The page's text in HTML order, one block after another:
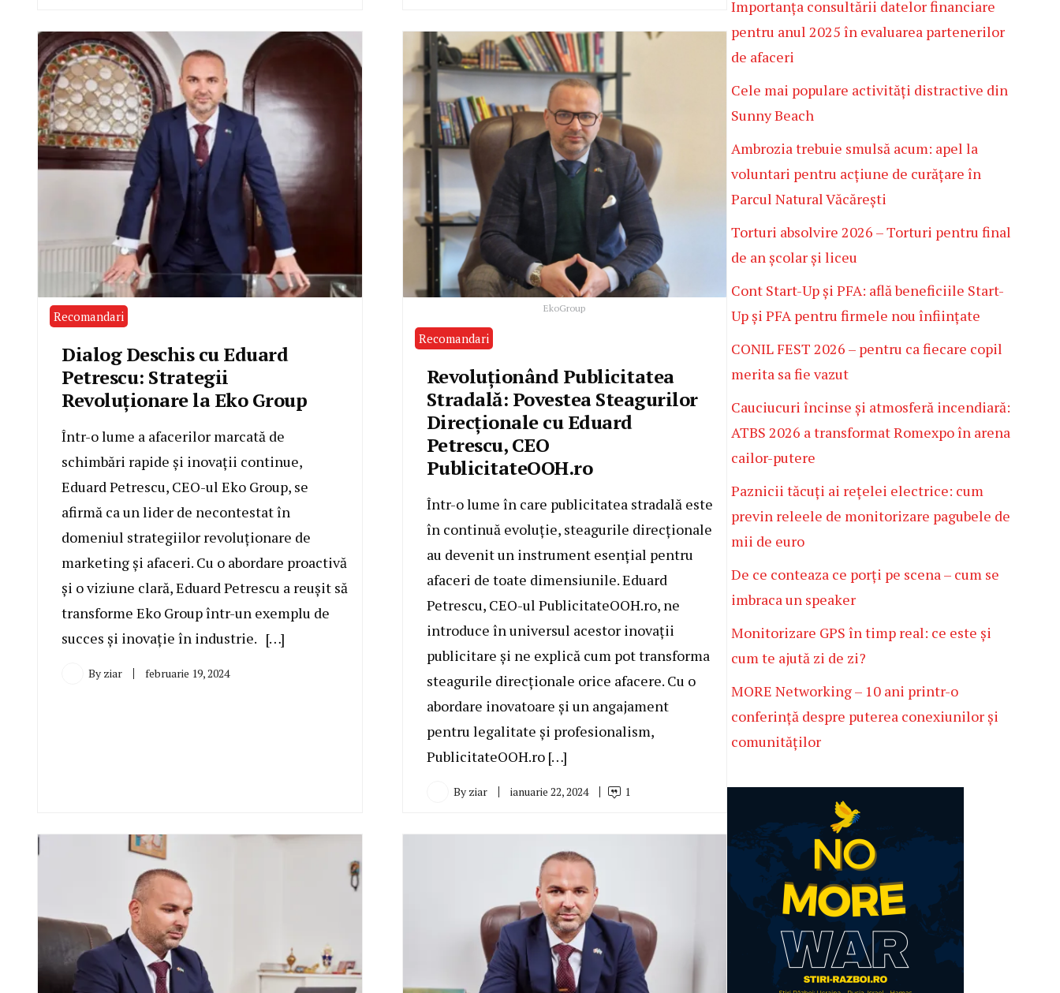
Recomandari
Dialog Deschis cu Eduard
Petrescu: Strategii
Revoluționare la Eko Group
Într-o lume a afacerilor marcată de
schimbări rapide și inovații continue,
Eduard Petrescu, CEO-ul Eko Group, se
afirmă ca un lider de necontestat în
domeniul strategiilor revoluționare de
marketing și afaceri. Cu o abordare proactivă
și o viziune clară, Eduard Petrescu a reușit să
transforme Eko Group într-un exemplu de
succes și inovație în industrie. […]
By ziar februarie 19, 2024
EkoGroup
Recomandari
Revoluționând Publicitatea
Stradală: Povestea Steagurilor
Direcționale cu Eduard
Petrescu, CEO
PublicitateOOH.ro
Într-o lume în care publicitatea stradală este
în continuă evoluție, steagurile direcționale
au devenit un instrument esențial pentru
afaceri de toate dimensiunile. Eduard
Petrescu, CEO-ul PublicitateOOH.ro, ne
introduce în universul acestor inovații
publicitare și ne explică cum pot transforma
steagurile direcționale orice afacere. Cu o
abordare inovatoare și un angajament
pentru legalitate și profesionalism,
PublicitateOOH.ro […]
By ziar ianuarie 22, 2024 1
Importanța consultării datelor financiare
pentru anul 2025 în evaluarea partenerilor
de afaceri
Cele mai populare activități distractive din
Sunny Beach
Ambrozia trebuie smulsă acum: apel la
voluntari pentru acțiune de curățare în
Parcul Natural Văcărești
Torturi absolvire 2026 – Torturi pentru final
de an școlar și liceu
Cont Start-Up și PFA: află beneficiile Start-
Up și PFA pentru firmele nou înființate
CONIL FEST 2026 – pentru ca fiecare copil
merita sa fie vazut
Cauciucuri încinse și atmosferă incendiară:
ATBS 2026 a transformat Romexpo în arena
cailor-putere
Paznicii tăcuți ai rețelei electrice: cum
previn releele de monitorizare pagubele de
mii de euro
De ce conteaza ce porți pe scena – cum se
imbraca un speaker
Monitorizare GPS în timp real: ce este și
cum te ajută zi de zi?
MORE Networking – 10 ani printr-o
conferință despre puterea conexiunilor și
comunităților